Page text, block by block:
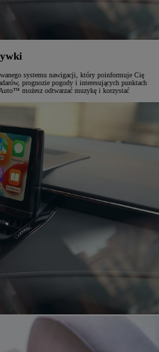
systemu nawigacji, który poinformuje Cię
prognozie pogody i interesujących punktach
możesz odtwarzać muzykę i korzystać